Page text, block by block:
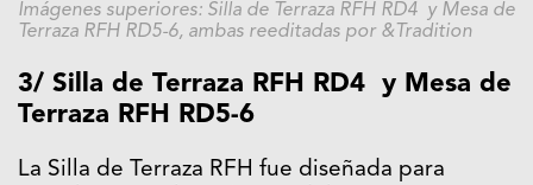
Imágenes superiores: Silla de Terraza RFH RD4 y Mesa de
Terraza RFH RD5-6, ambas reeditadas por &Tradition
3/ Silla de Terraza RFH RD4 y Mesa de
Terraza RFH RD5-6
La Silla de Terraza RFH fue diseñada para